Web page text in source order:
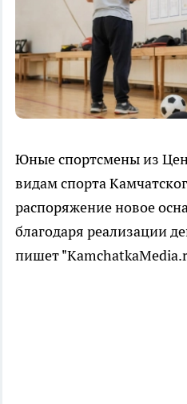
Юные спортсмены из
видам спорта
распоряжение новое
благодаря реализации
пишет